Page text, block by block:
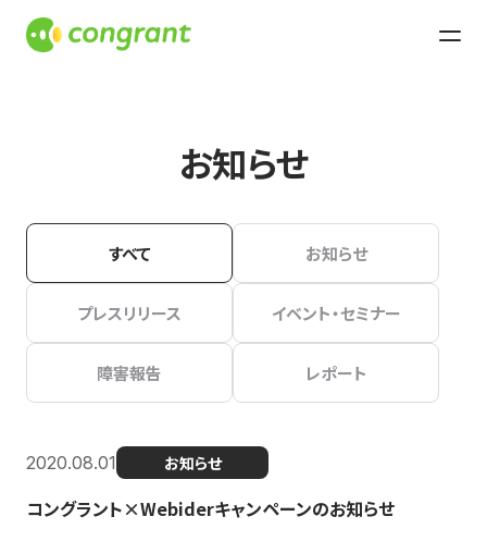
お知らせ
すべて お知らせ
プレスリリース イベント・セミナー
障害報告 レポート
2020.08.01 お知らせ
コングラント×Webiderキャンペーンのお知らせ